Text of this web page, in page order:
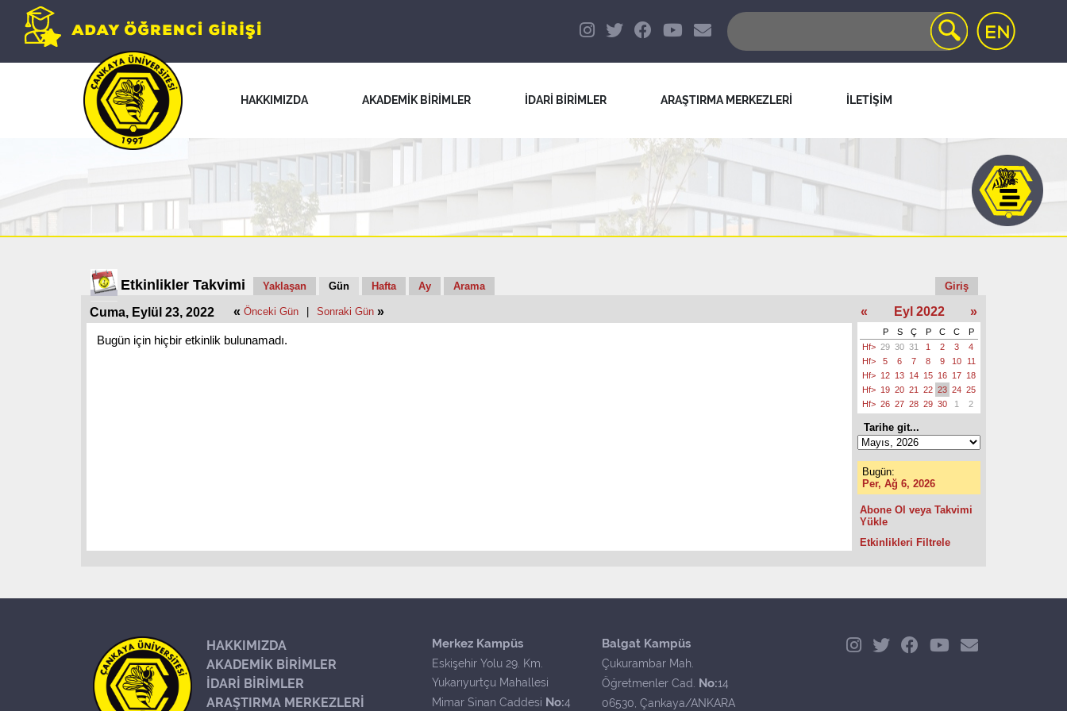
HAKKIMIZDA AKADEMİK BİRİMLER İDARİ BİRİMLER ARAŞTIRMA MERKEZLERİ İLETİŞİM
Etkinlikler Takvimi Yaklaşan Gün Hafta Ay Arama Giriş
Cuma, Eylül 23, 2022 « Önceki Gün Sonraki Gün »
Bugün için hiçbir etkinlik bulunamadı.
« Eyl 2022 »
P S Ç P C C
P
Hf> 29 30 31 1 2 3
4
Hf>
5 6 7 8 9 10
11
Hf> 12 13 14 15 16 17 18
Hf> 19 20 21 22 23 24 25
Hf> 26 27 28 29 30 1 2
Tarihe git...
Bugün:
Per, Ağ 6, 2026
Abone Ol veya Takvimi
Yükle
Etkinlikleri Filtrele
HAKKIMIZDA
AKADEMİK BİRİMLER
İDARİ BİRİMLER
ARAŞTIRMA MERKEZLERİ
Merkez Kampüs
Eskişehir Yolu 29. Km.
Yukarıyurtçu Mahallesi
Mimar Sinan Caddesi No:4
Balgat Kampüs
Çukurambar Mah.
Öğretmenler Cad. No:14
06530, Çankaya/ANKARA